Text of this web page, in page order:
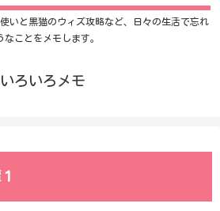
いと黒猫のウィズ攻略など、日々の生活で忘れ
なことをメモします。
いろいろメモ